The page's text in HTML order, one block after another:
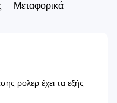
Μεταφορικά
ρολερ έχει τα εξής